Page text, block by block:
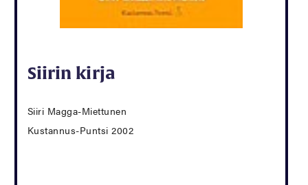
Siirin kirja
Siiri Magga-Miettunen
Kustannus-Puntsi 2002